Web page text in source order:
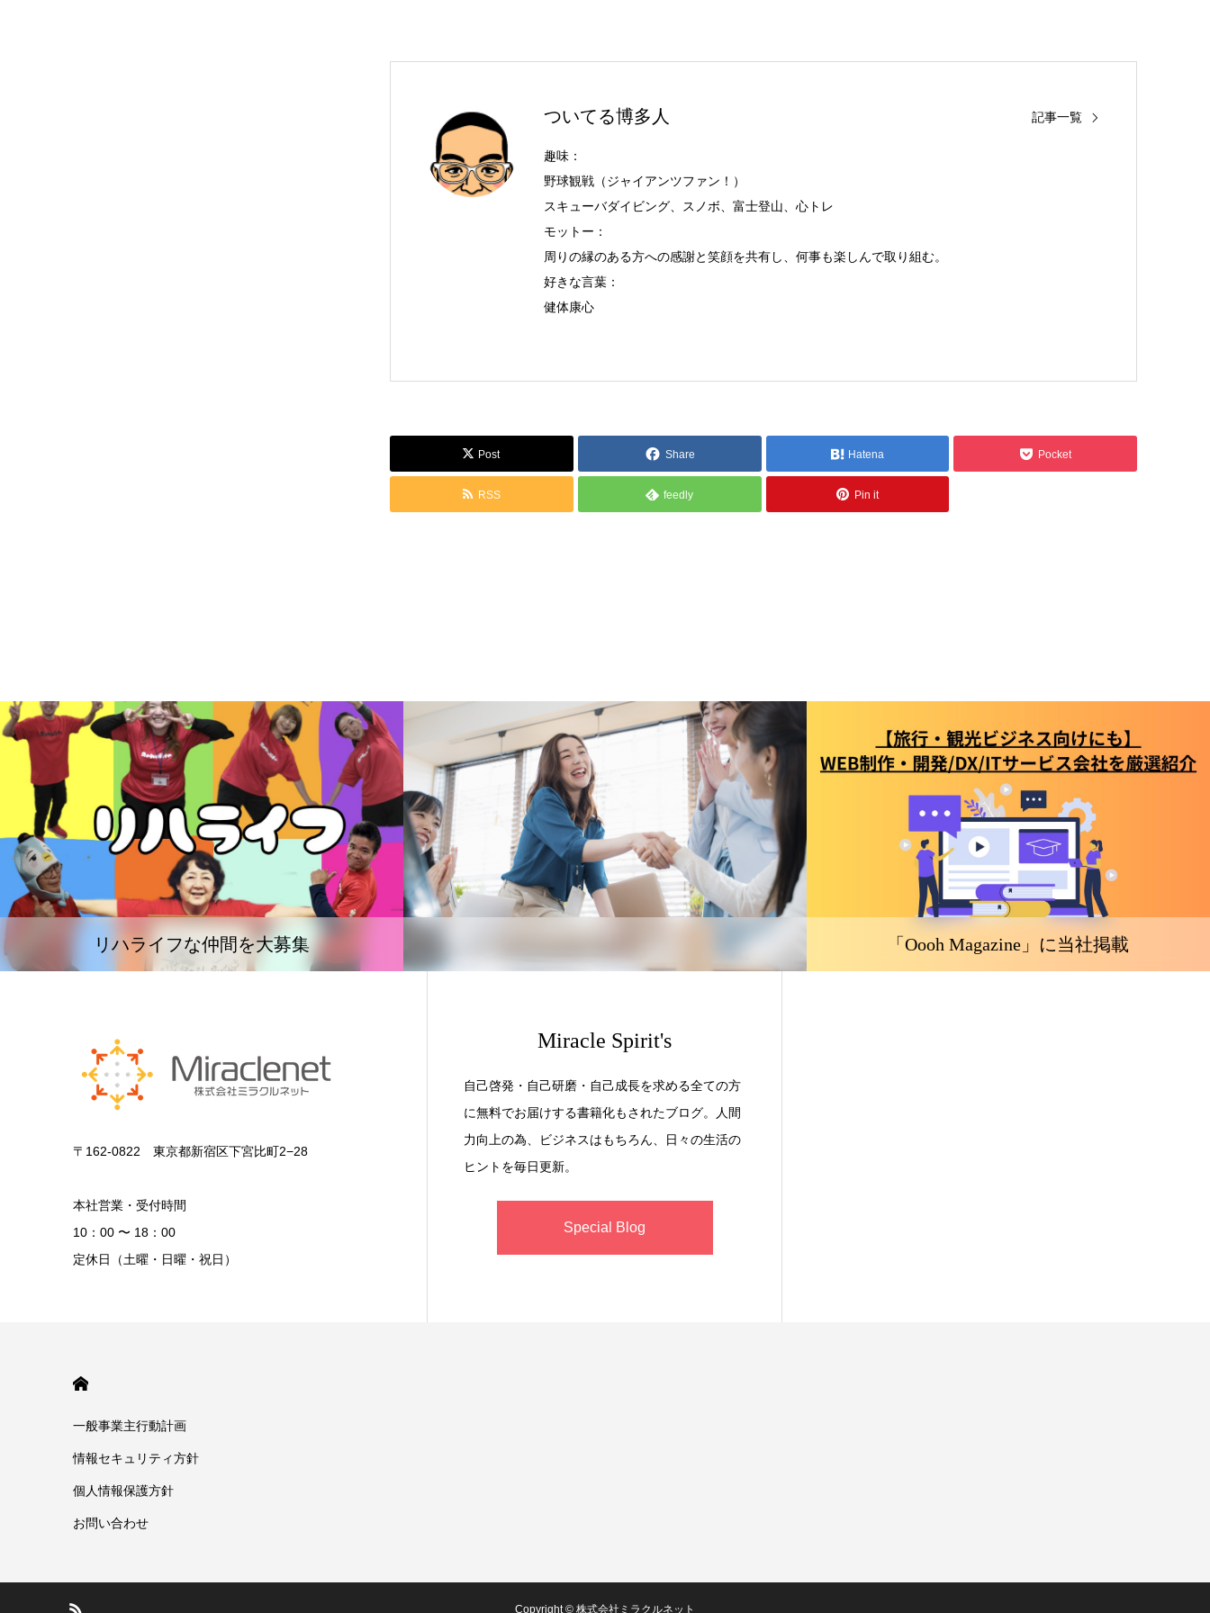
ついてる博多人 記事一覧
趣味：
野球観戦（ジャイアンツファン！）
スキューバダイビング、スノボ、富士登山、心トレ
モットー：
周りの縁のある方への感謝と笑顔を共有し、何事も楽しんで取り組む。
好きな言葉：
健体康心
Post Share Hatena Pocket
RSS feedly Pin it
リハライフな仲間を大募集 「Oooh Magazine」に当社掲載
〒162-0822 東京都新宿区下宮比町2−28
本社営業・受付時間
10：00 〜 18：00
定休日（土曜・日曜・祝日）
Miracle Spirit's
自己啓発・自己研磨・自己成長を求める全ての方
に無料でお届けする書籍化もされたブログ。人間
力向上の為、ビジネスはもちろん、日々の生活の
ヒントを毎日更新。
Special Blog
一般事業主行動計画
情報セキュリティ方針
個人情報保護方針
お問い合わせ
Copyright © 株式会社ミラクルネット